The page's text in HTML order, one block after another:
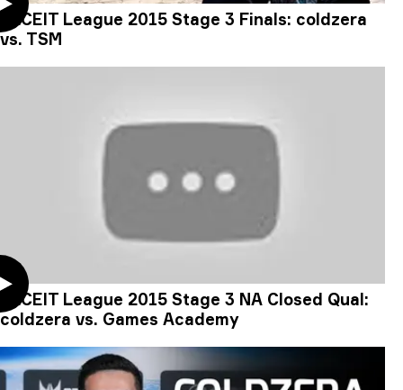
FACEIT League 2015 Stage 3 Finals: coldzera
vs. TSM
FACEIT League 2015 Stage 3 NA Closed Qual:
coldzera vs. Games Academy